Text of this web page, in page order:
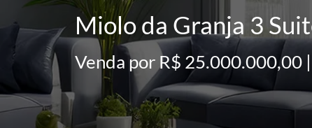
Miolo da Granja 3
Venda por R$ 25.000.000,00